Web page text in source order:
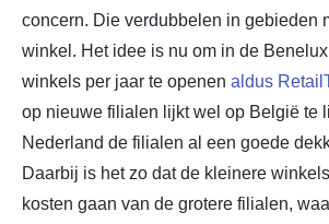
concern. Die verdubbelen in gebieden
winkel. Het idee is nu om in de
winkels per jaar te openen aldus
op nieuwe filialen lijkt wel op België te
Nederland de filialen al een goede
Daarbij is het zo dat de kleinere
kosten gaan van de grotere filialen,